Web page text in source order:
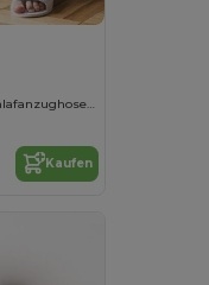
Komfortable Herren Schlafanzughose aus Flanell
Kaufen